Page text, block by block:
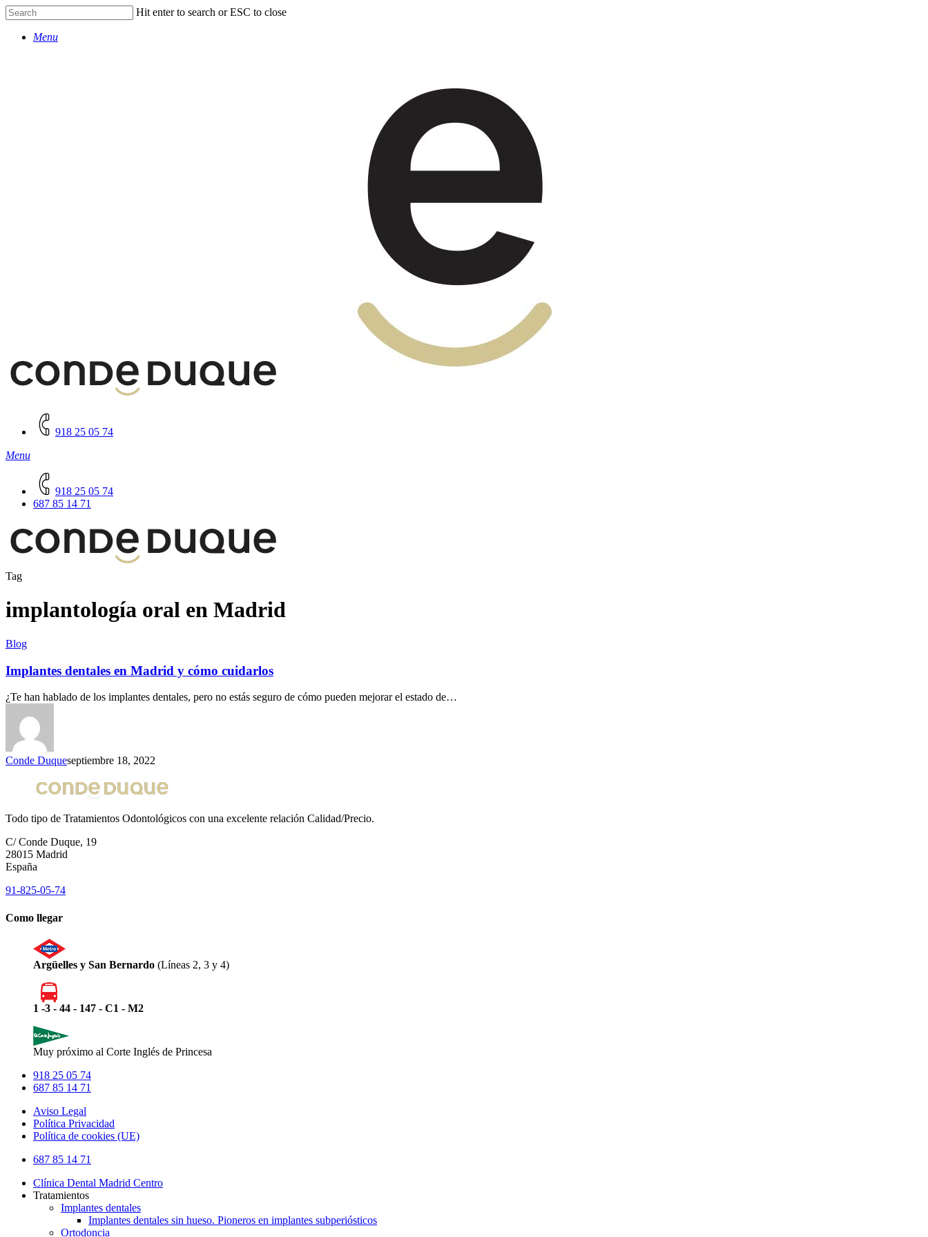
Skip
to
main
Hit enter to search or ESC to close
SearchMenu
918 25 05 74
Menu
918 25 05 74
687 85 14 71
Tag
implantología oral en Madrid
Blog
Implantes dentales en Madrid y cómo cuidarlos
¿Te han hablado de los implantes dentales, pero no estás seguro de cómo pueden mejorar el estado de…
Conde Duqueseptiembre 18, 2022
Todo tipo de Tratamientos Odontológicos con una excelente relación Calidad/Precio.
C/ Conde Duque, 19
28015 Madrid
España
91-825-05-74
Como llegar
Argüelles y San Bernardo (Líneas 2, 3 y 4)
1 -3 - 44 - 147 - C1 - M2
Muy próximo al Corte Inglés de Princesa
918 25 05 74
687 85 14 71
Aviso Legal
Política Privacidad
Política de cookies (UE)
Close
687 85 14 71
Clínica Dental Madrid Centro
Tratamientos
Implantes dentales
Implantes dentales sin hueso. Pioneros en implantes subperiósticos
Ortodoncia